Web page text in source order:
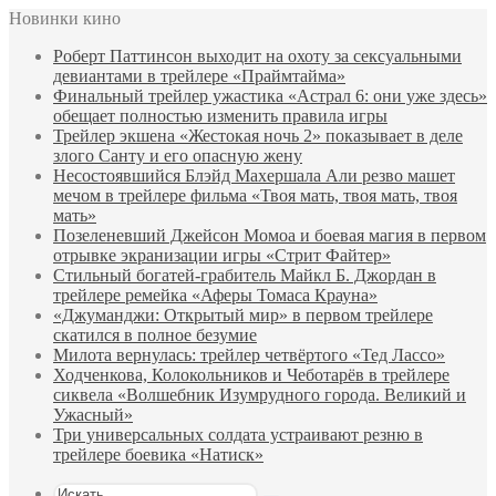
Новинки кино
Роберт Паттинсон выходит на охоту за сексуальными
девиантами в трейлере «Праймтайма»
Финальный трейлер ужастика «Астрал 6: они уже здесь»
обещает полностью изменить правила игры
Трейлер экшена «Жестокая ночь 2» показывает в деле
злого Санту и его опасную жену
Несостоявшийся Блэйд Махершала Али резво машет
мечом в трейлере фильма «Твоя мать, твоя мать, твоя
мать»
Позеленевший Джейсон Момоа и боевая магия в первом
отрывке экранизации игры «Стрит Файтер»
Стильный богатей-грабитель Майкл Б. Джордан в
трейлере ремейка «Аферы Томаса Крауна»
«Джуманджи: Открытый мир» в первом трейлере
скатился в полное безумие
Милота вернулась: трейлер четвёртого «Тед Лассо»
Ходченкова, Колокольников и Чеботарёв в трейлере
сиквела «Волшебник Изумрудного города. Великий и
Ужасный»
Три универсальных солдата устраивают резню в
трейлере боевика «Натиск»